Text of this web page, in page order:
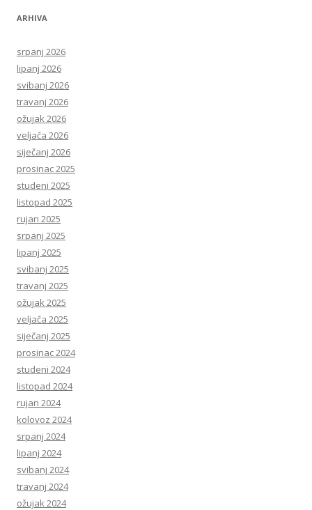
ARHIVA
srpanj 2026
lipanj 2026
svibanj 2026
travanj 2026
ožujak 2026
veljača 2026
siječanj 2026
prosinac 2025
studeni 2025
listopad 2025
rujan 2025
srpanj 2025
lipanj 2025
svibanj 2025
travanj 2025
ožujak 2025
veljača 2025
siječanj 2025
prosinac 2024
studeni 2024
listopad 2024
rujan 2024
kolovoz 2024
srpanj 2024
lipanj 2024
svibanj 2024
travanj 2024
ožujak 2024